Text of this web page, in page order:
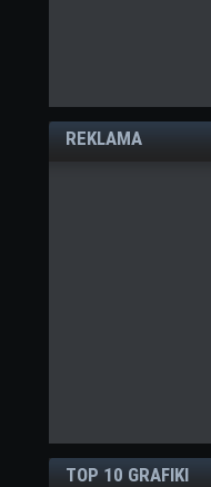
REKLAMA
TOP 10 GRAFIKI